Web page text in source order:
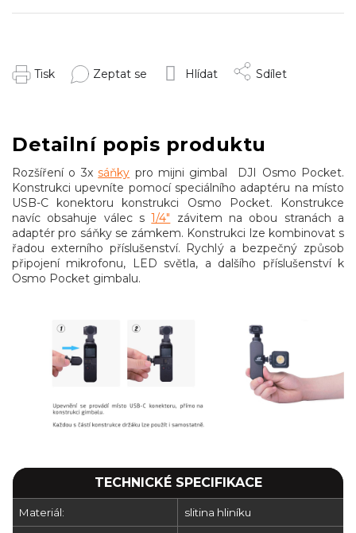
Tisk Zeptat se Hlídat Sdílet
Detailní popis produktu
Rozšíření o 3xsáňky pro mijni gimbal DJI Osmo Pocket.
Konstrukci upevníte pomocí speciálního adaptéru na místo
USB-C konektoru konstrukci Osmo Pocket. Konstrukce
navíc obsahuje válec s1/4" závitem na obou stranách a
adaptér pro sáňky se zámkem. Konstrukci lze kombinovat s
řadou externího příslušenství. Rychlý a bezpečný způsob
připojení mikrofonu, LED světla, a dalšího příslušenství k
Osmo Pocket gimbalu.
TECHNICKÉ SPECIFIKACE
Materiál: slitina hliníku